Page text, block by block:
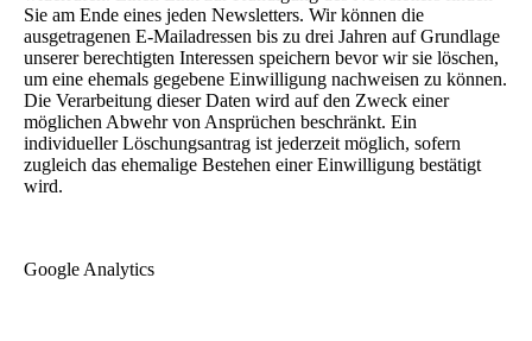
Sie am Ende eines jeden Newsletters. Wir können die
ausgetragenen E-Mailadressen bis zu drei Jahren auf Grundlage
unserer berechtigten Interessen speichern bevor wir sie löschen,
um eine ehemals gegebene Einwilligung nachweisen zu können.
Die Verarbeitung dieser Daten wird auf den Zweck einer
möglichen Abwehr von Ansprüchen beschränkt. Ein
individueller Löschungsantrag ist jederzeit möglich, sofern
zugleich das ehemalige Bestehen einer Einwilligung bestätigt
wird.
Google Analytics